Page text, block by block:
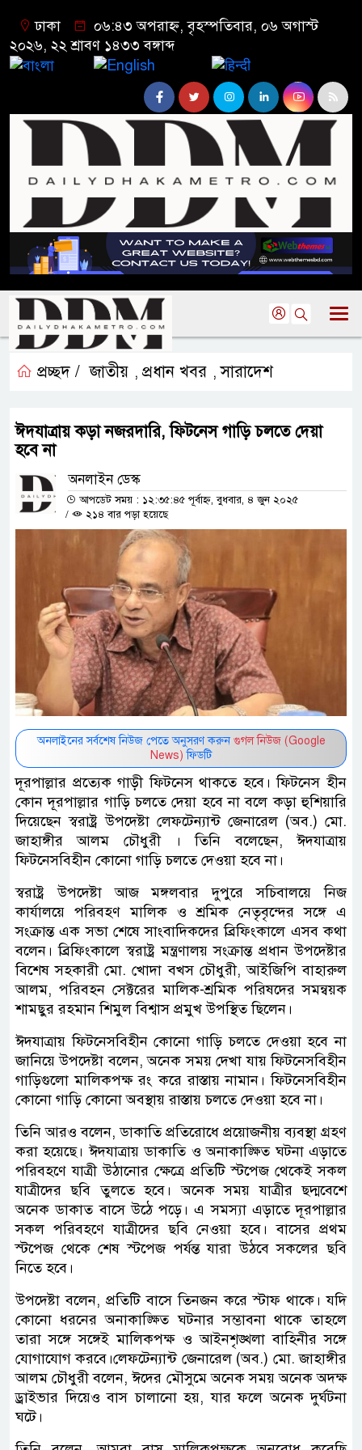
ঢাকা
০৬:৪৩ অপরাহ্ন, বৃহস্পতিবার, ০৬ অগাস্ট
২০২৬, ২২ শ্রাবণ ১৪৩৩ বঙ্গাব্দ
প্রচ্ছদ / জাতীয় , প্রধান খবর ,সারাদেশ
ঈদযাত্রায় কড়া নজরদারি, ফিটনেস গাড়ি চলতে দেয়া
হবে না
অনলাইন ডেস্ক
আপডেট সময় : ১২:৩৫:৪৫ পূর্বাহ্ন, বুধবার, ৪ জুন ২০২৫
/
২১৪ বার পড়া হয়েছে
অনলাইনের সর্বশেষ নিউজ পেতে অনুসরণ করুন গুগল নিউজ (Google
News) ফিডটি
দূরপাল্লার প্রত্যেক গাড়ী ফিটনেস থাকতে হবে। ফিটনেস হীন
কোন দূরপাল্লার গাড়ি চলতে দেয়া হবে না বলে কড়া হুশিয়ারি
দিয়েছেন স্বরাষ্ট্র উপদেষ্টা লেফটেন্যান্ট জেনারেল (অব.) মো.
জাহাঙ্গীর আলম চৌধুরী । তিনি বলেছেন, ঈদযাত্রায়
ফিটনেসবিহীন কোনো গাড়ি চলতে দেওয়া হবে না।
স্বরাষ্ট্র উপদেষ্টা আজ মঙ্গলবার দুপুরে সচিবালয়ে নিজ
কার্যালয়ে পরিবহণ মালিক ও শ্রমিক নেতৃবৃন্দের সঙ্গে এ
সংক্রান্ত এক সভা শেষে সাংবাদিকদের ব্রিফিংকালে এসব কথা
বলেন। ব্রিফিংকালে স্বরাষ্ট্র মন্ত্রণালয় সংক্রান্ত প্রধান উপদেষ্টার
বিশেষ সহকারী মো. খোদা বখস চৌধুরী, আইজিপি বাহারুল
আলম, পরিবহন সেক্টরের মালিক-শ্রমিক পরিষদের সমন্বয়ক
শামছুর রহমান শিমুল বিশ্বাস প্রমুখ উপস্থিত ছিলেন।
ঈদযাত্রায় ফিটনেসবিহীন কোনো গাড়ি চলতে দেওয়া হবে না
জানিয়ে উপদেষ্টা বলেন, অনেক সময় দেখা যায় ফিটনেসবিহীন
গাড়িগুলো মালিকপক্ষ রং করে রাস্তায় নামান। ফিটনেসবিহীন
কোনো গাড়ি কোনো অবস্থায় রাস্তায় চলতে দেওয়া হবে না।
তিনি আরও বলেন, ডাকাতি প্রতিরোধে প্রয়োজনীয় ব্যবস্থা গ্রহণ
করা হয়েছে। ঈদযাত্রায় ডাকাতি ও অনাকাঙ্ক্ষিত ঘটনা এড়াতে
পরিবহণে যাত্রী উঠানোর ক্ষেত্রে প্রতিটি স্টপেজ থেকেই সকল
যাত্রীদের ছবি তুলতে হবে। অনেক সময় যাত্রীর ছদ্মবেশে
অনেক ডাকাত বাসে উঠে পড়ে। এ সমস্যা এড়াতে দূরপাল্লার
সকল পরিবহণে যাত্রীদের ছবি নেওয়া হবে। বাসের প্রথম
স্টপেজ থেকে শেষ স্টপেজ পর্যন্ত যারা উঠবে সকলের ছবি
নিতে হবে।
উপদেষ্টা বলেন, প্রতিটি বাসে তিনজন করে স্টাফ থাকে। যদি
কোনো ধরনের অনাকাঙ্ক্ষিত ঘটনার সম্ভাবনা থাকে তাহলে
তারা সঙ্গে সঙ্গেই মালিকপক্ষ ও আইনশৃঙ্খলা বাহিনীর সঙ্গে
যোগাযোগ করবে।লেফটেন্যান্ট জেনারেল (অব.) মো. জাহাঙ্গীর
আলম চৌধুরী বলেন, ঈদের মৌসুমে অনেক সময় অনেক অদক্ষ
ড্রাইভার দিয়েও বাস চালানো হয়, যার ফলে অনেক দুর্ঘটনা
ঘটে।